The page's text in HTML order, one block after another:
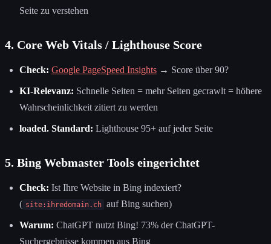
Seite zu verstehen
4. Core Web Vitals / Lighthouse Score
Check: Google PageSpeed Insights → Score über 90?
KI-Relevanz: Schnelle Seiten = mehr Seiten gecrawlt = höhere
Wahrscheinlichkeit zitiert zu werden
loaded. Standard: Lighthouse 95+ auf jeder Seite
5. Bing Webmaster Tools eingerichtet
Check: Ist Ihre Website in Bing indexiert?
( site:ihredomain.ch auf Bing suchen)
Warum: ChatGPT nutzt Bing! 73% der ChatGPT-
Suchergebnisse kommen aus Bing